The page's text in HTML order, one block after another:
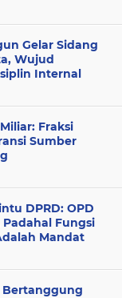
Gelar Sidang
Wujud
Internal
Fraksi
Sumber
DPRD: OPD
Fungsi
Mandat
Bertanggung